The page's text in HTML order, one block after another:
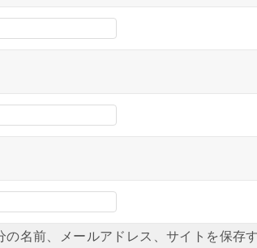
名前、メールアドレス、サイトを保存す